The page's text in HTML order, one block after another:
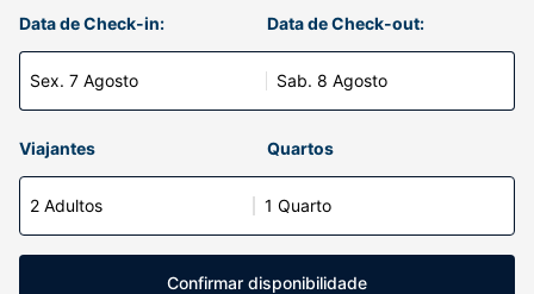
Data de Check-in:
Sex. 7 Agosto
Data de Check-out:
Sab. 8 Agosto
Viajantes Quartos
2 Adultos 1 Quarto
Confirmar disponibilidade